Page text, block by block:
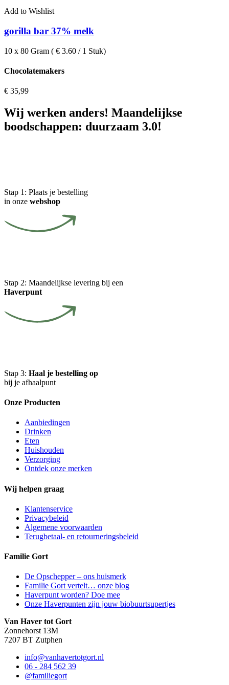
Add to Wishlist
gorilla bar 37% melk
10 x 80 Gram ( € 3.60 / 1 Stuk)
Chocolatemakers
€ 35,99
Wij werken anders! Maandelijkse
boodschappen: duurzaam 3.0!
Stap 1: Plaats je bestelling
in onze webshop
Stap 2: Maandelijkse levering bij een
Haverpunt
Stap 3: Haal je bestelling op
bij je afhaalpunt
Onze Producten
Aanbiedingen
Drinken
Eten
Huishouden
Verzorging
Ontdek onze merken
Wij helpen graag
Klantenservice
Privacybeleid
Algemene voorwaarden
Terugbetaal- en retourneringsbeleid
Familie Gort
De Opschepper – ons huismerk
Familie Gort vertelt… onze blog
Haverpunt worden? Doe mee
Onze Haverpunten zijn jouw biobuurtsupertjes
Van Haver tot Gort
Zonnehorst 13M
7207 BT Zutphen
info@vanhavertotgort.nl
06 - 284 562 39
@familiegort